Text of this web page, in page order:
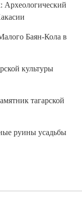
Археологический
Баян-Кола в
культуры
тагарской
руины усадьбы